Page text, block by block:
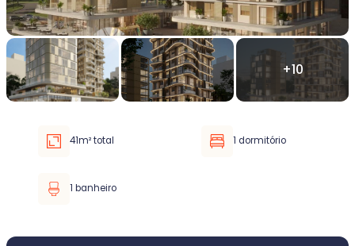
Faixa de valor
30.000,00até5.000.000,00 ou +
41m² total 1 dormitório
1 banheiro